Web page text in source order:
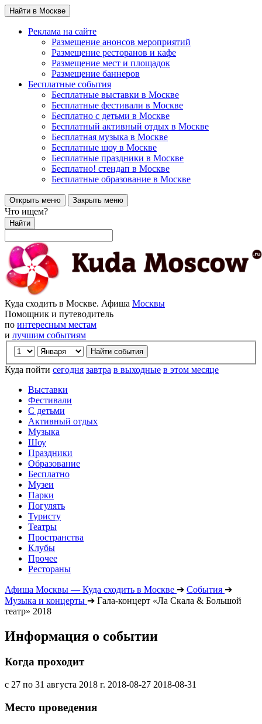
Найти в Москве
Реклама на сайте
Размещение анонсов мероприятий
Размещение ресторанов и кафе
Размещение мест и площадок
Размещение баннеров
Бесплатные события
Бесплатные выставки в Москве
Бесплатные фестивали в Москве
Бесплатно с детьми в Москве
Бесплатный активный отдых в Москве
Бесплатная музыка в Москве
Бесплатные шоу в Москве
Бесплатные праздники в Москве
Бесплатно! стендап в Москве
Бесплатные образование в Москве
Открыть меню Закрыть меню
Что ищем?
Найти
Куда сходить в Москве. Афиша Москвы
Помощник и путеводитель
по интересным местам
и лучшим событиям
Куда пойти сегодня завтра в выходные в этом месяце
Выставки
Фестивали
С детьми
Активный отдых
Музыка
Шоу
Праздники
Образование
Бесплатно
Музеи
Парки
Погулять
Туристу
Театры
Пространства
Клубы
Прочее
Рестораны
Афиша Москвы — Куда сходить в Москве ➔ События ➔
Музыка и концерты ➔ Гала-концерт «Ла Скала & Большой
театр» 2018
Информация о событии
Когда проходит
с 27 по 31 августа 2018 г. 2018-08-27 2018-08-31
Место проведения